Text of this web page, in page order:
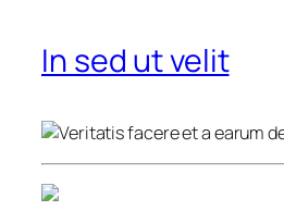
In sed ut velit